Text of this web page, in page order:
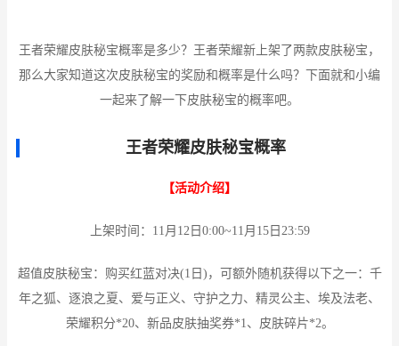
王者荣耀皮肤秘宝概率是多少？王者荣耀新上架了两款皮肤秘宝，
那么大家知道这次皮肤秘宝的奖励和概率是什么吗？下面就和小编
一起来了解一下皮肤秘宝的概率吧。
王者荣耀皮肤秘宝概率
【活动介绍】
上架时间：11月12日0:00~11月15日23:59
超值皮肤秘宝：购买红蓝对决(1日)，可额外随机获得以下之一：千
年之狐、逐浪之夏、爱与正义、守护之力、精灵公主、埃及法老、
荣耀积分*20、新品皮肤抽奖券*1、皮肤碎片*2。